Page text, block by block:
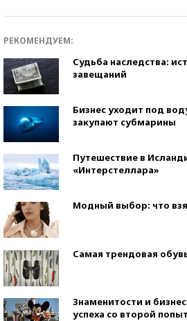
РЕКОМЕНДУЕМ:
Судьба наследства:
завещаний
Бизнес уходит под
закупают субмарины
Путешествие в
«Интерстеллара»
Модный выбор: что
Самая трендовая
Знаменитости и
успеха со второй